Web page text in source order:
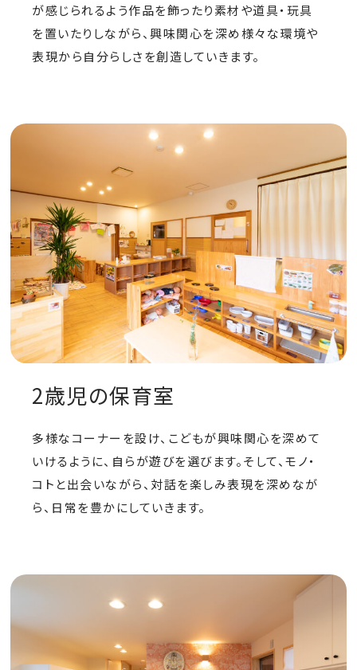
が感じられるよう作品を飾ったり素材や道具・玩具
を置いたりしながら、興味関心を深め様々な環境や
表現から自分らしさを創造していきます。
2歳児の保育室
多様なコーナーを設け、こどもが興味関心を深めて
いけるように、自らが遊びを選びます。そして、モノ・
コトと出会いながら、対話を楽しみ表現を深めなが
ら、日常を豊かにしていきます。